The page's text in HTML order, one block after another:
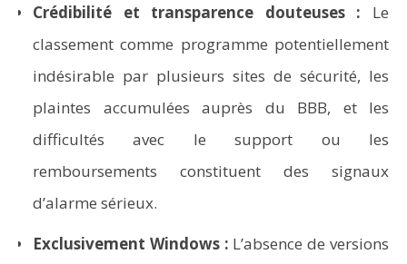
Crédibilité et transparence douteuses : Le
classement comme programme potentiellement
indésirable par plusieurs sites de sécurité, les
plaintes accumulées auprès du BBB, et les
difficultés avec le support ou les
remboursements constituent des signaux
d’alarme sérieux.
Exclusivement Windows : L’absence de versions